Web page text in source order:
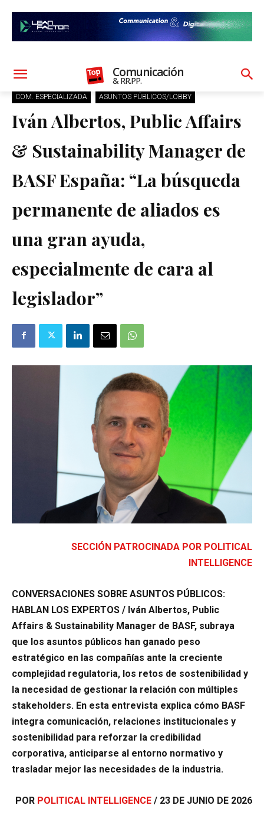
Comunicación
& RR.PP.
COM. ESPECIALIZADA ASUNTOS PÚBLICOS/LOBBY
Iván Albertos, Public Affairs
& Sustainability Manager de
BASF España: “La búsqueda
permanente de aliados es
una gran ayuda,
especialmente de cara al
legislador”
SECCIÓN PATROCINADA POR POLITICAL
INTELLIGENCE
CONVERSACIONES SOBRE ASUNTOS PÚBLICOS:
HABLAN LOS EXPERTOS / Iván Albertos, Public
Affairs & Sustainability Manager de BASF, subraya
que los asuntos públicos han ganado peso
estratégico en las compañías ante la creciente
complejidad regulatoria, los retos de sostenibilidad y
la necesidad de gestionar la relación con múltiples
stakeholders. En esta entrevista explica cómo BASF
integra comunicación, relaciones institucionales y
sostenibilidad para reforzar la credibilidad
corporativa, anticiparse al entorno normativo y
trasladar mejor las necesidades de la industria.
POR POLITICAL INTELLIGENCE / 23 DE JUNIO DE 2026